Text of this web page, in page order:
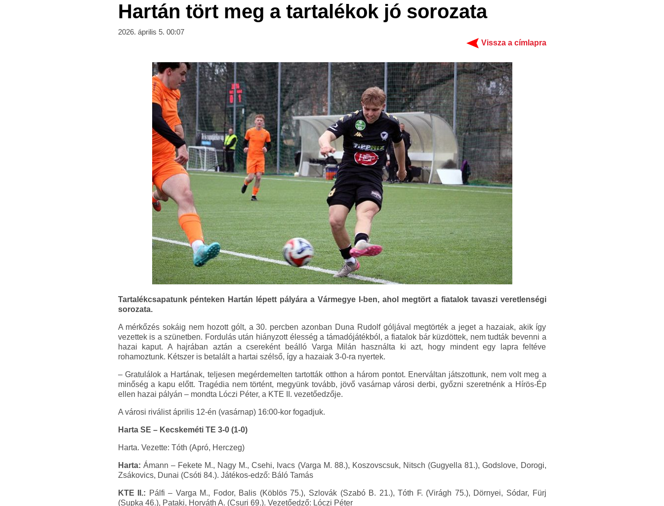
Hartán tört meg a tartalékok jó sorozata
2026. április 5. 00:07
Vissza a címlapra
Tartalékcsapatunk pénteken Hartán lépett pályára a Vármegye I-ben, ahol megtört a fiatalok tavaszi veretlenségi
sorozata.
A mérkőzés sokáig nem hozott gólt, a 30. percben azonban Duna Rudolf góljával megtörték a jeget a hazaiak, akik így
vezettek is a szünetben. Fordulás után hiányzott élesség a támadójátékból, a fiatalok bár küzdöttek, nem tudták bevenni a
hazai kaput. A hajrában aztán a csereként beálló Varga Milán használta ki azt, hogy mindent egy lapra feltéve
rohamoztunk. Kétszer is betalált a hartai szélső, így a hazaiak 3-0-ra nyertek.
– Gratulálok a Hartának, teljesen megérdemelten tartották otthon a három pontot. Enerváltan játszottunk, nem volt meg a
minőség a kapu előtt. Tragédia nem történt, megyünk tovább, jövő vasárnap városi derbi, győzni szeretnénk a Hírös-Ép
ellen hazai pályán – mondta Lóczi Péter, a KTE II. vezetőedzője.
A városi riválist április 12-én (vasárnap) 16:00-kor fogadjuk.
Harta SE – Kecskeméti TE 3-0 (1-0)
Harta. Vezette: Tóth (Apró, Herczeg)
Harta: Ámann – Fekete M., Nagy M., Csehi, Ivacs (Varga M. 88.), Koszovscsuk, Nitsch (Gugyella 81.), Godslove, Dorogi,
Zsákovics, Dunai (Csóti 84.). Játékos-edző: Báló Tamás
KTE II.: Pálfi – Varga M., Fodor, Balis (Köblös 75.), Szlovák (Szabó B. 21.), Tóth F. (Virágh 75.), Dörnyei, Sódar, Fürj
(Supka 46.), Pataki, Horváth A. (Csuri 69.). Vezetőedző: Lóczi Péter